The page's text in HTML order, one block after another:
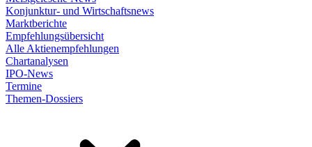
Konjunktur- und Wirtschaftsnews
Marktberichte
Empfehlungsübersicht
Alle Aktienempfehlungen
Chartanalysen
IPO-News
Termine
Themen-Dossiers